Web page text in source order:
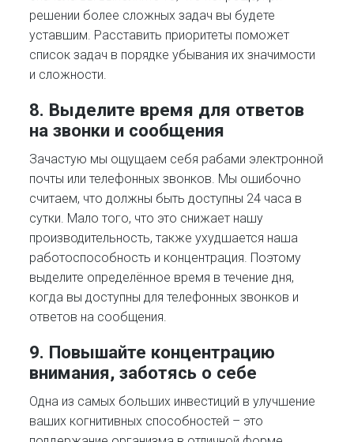
решении более сложных задач вы будете
уставшим. Расставить приоритеты поможет
список задач в порядке убывания их значимости
и сложности.
8. Выделите время для ответов
на звонки и сообщения
Зачастую мы ощущаем себя рабами электронной
почты или телефонных звонков. Мы ошибочно
считаем, что должны быть доступны 24 часа в
сутки. Мало того, что это снижает нашу
производительность, также ухудшается наша
работоспособность и концентрация. Поэтому
выделите определённое время в течение дня,
когда вы доступны для телефонных звонков и
ответов на сообщения.
9. Повышайте концентрацию
внимания, заботясь о себе
Одна из самых больших инвестиций в улучшение
ваших когнитивных способностей – это